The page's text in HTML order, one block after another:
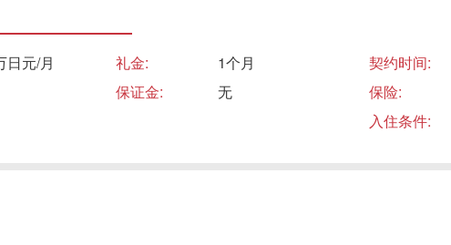
契约时间:
保险:
入住条件:
日元/月 礼金:
1个月
保证金:
无